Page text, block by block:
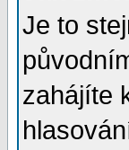
Je to
zahájíte